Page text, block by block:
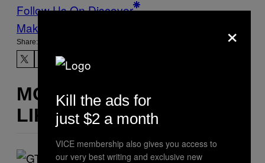
Follow Us On Discover
Make Us Preferred In Top Stories
Share:
MORE
LIKE THIS
×
Kill the ads for
just $2 a month
VICE membership also gives you access to
our very best writing and exclusive new